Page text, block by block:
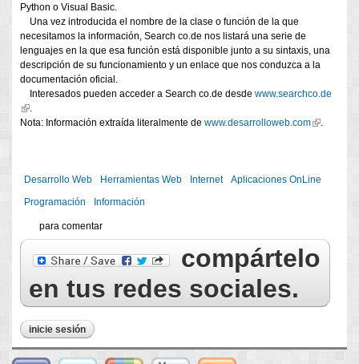
Python o Visual Basic.
Una vez introducida el nombre de la clase o función de la que
necesitamos la información, Search co.de nos listará una serie de
lenguajes en la que esa función está disponible junto a su sintaxis, una
descripción de su funcionamiento y un enlace que nos conduzca a la
documentación oficial.
Interesados pueden acceder a Search co.de desde www.searchco.de
(link is external)
.
Nota: Información extraída literalmente de www.desarrolloweb.com(link is
.
Desarrollo Web Herramientas Web Internet
Aplicaciones OnLine
Programación
Información
compártelo
en tus redes sociales.
inicie sesión
para comentar